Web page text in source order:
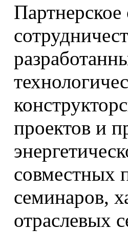
проектов и
совместных
семинаров,
отраслевых